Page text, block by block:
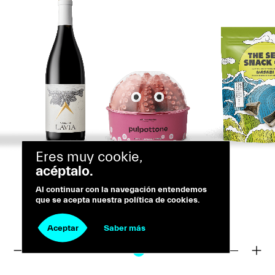
Eres muy cookie,
acéptalo.
Al continuar con la navegación entendemos
que se acepta nuestra política de cookies.
Aceptar Saber más